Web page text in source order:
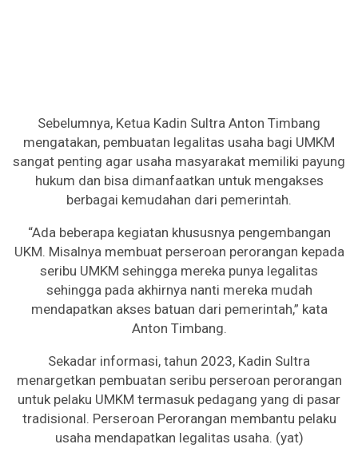
Sebelumnya, Ketua Kadin Sultra Anton Timbang
mengatakan, pembuatan legalitas usaha bagi UMKM
sangat penting agar usaha masyarakat memiliki payung
hukum dan bisa dimanfaatkan untuk mengakses
berbagai kemudahan dari pemerintah.
“Ada beberapa kegiatan khususnya pengembangan
UKM. Misalnya membuat perseroan perorangan kepada
seribu UMKM sehingga mereka punya legalitas
sehingga pada akhirnya nanti mereka mudah
mendapatkan akses batuan dari pemerintah,” kata
Anton Timbang.
Sekadar informasi, tahun 2023, Kadin Sultra
menargetkan pembuatan seribu perseroan perorangan
untuk pelaku UMKM termasuk pedagang yang di pasar
tradisional. Perseroan Perorangan membantu pelaku
usaha mendapatkan legalitas usaha. (yat)